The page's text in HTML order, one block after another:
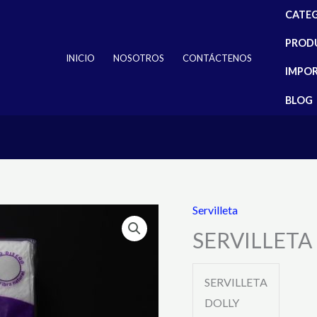
INICIO NOSOTROS CONTÁCTENOS
BLOG
Servilleta
SERVILLETA
DOLLY